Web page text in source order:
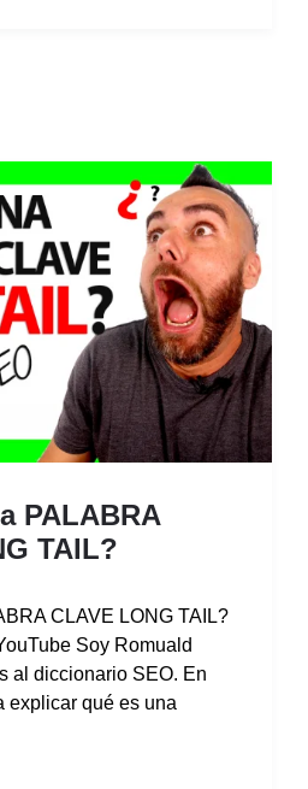
PALABRA
TAIL?
CLAVE LONG TAIL?
Soy Romuald
al diccionario SEO. En
explicar qué es una